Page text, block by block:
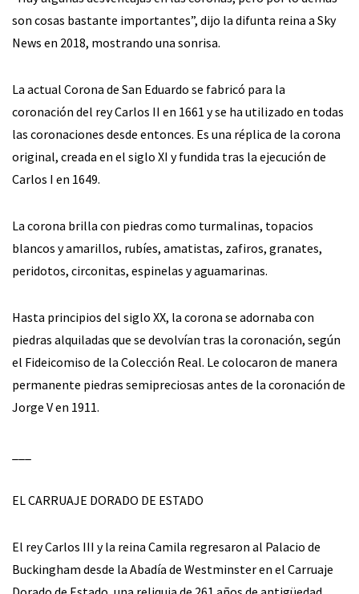
son cosas bastante importantes”, dijo la difunta reina a Sky
News en 2018, mostrando una sonrisa.
La actual Corona de San Eduardo se fabricó para la
coronación del rey Carlos II en 1661 y se ha utilizado en todas
las coronaciones desde entonces. Es una réplica de la corona
original, creada en el siglo XI y fundida tras la ejecución de
Carlos I en 1649.
La corona brilla con piedras como turmalinas, topacios
blancos y amarillos, rubíes, amatistas, zafiros, granates,
peridotos, circonitas, espinelas y aguamarinas.
Hasta principios del siglo XX, la corona se adornaba con
piedras alquiladas que se devolvían tras la coronación, según
el Fideicomiso de la Colección Real. Le colocaron de manera
permanente piedras semipreciosas antes de la coronación de
Jorge V en 1911.
EL CARRUAJE DORADO DE ESTADO
El rey Carlos III y la reina Camila regresaron al Palacio de
Buckingham desde la Abadía de Westminster en el Carruaje